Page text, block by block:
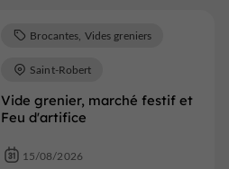
Vide grenier, marché festif et
Feu d'artifice
Brocantes, Vides greniers
Saint-Robert
15/08/2026